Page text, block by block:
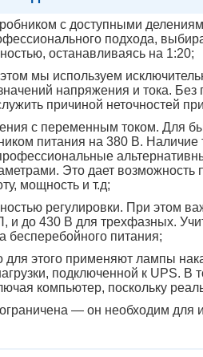
с доступными
подхода,
останавливаясь на 1:20;
мы используем
напряжения и тока.
причиной неточностей
с переменным током. Для
питания на 380 В.
Это дает
мощность и т.д;
регулировки. При этом
до 430 В для трехфазных.
бесперебойного питания;
этого применяют лампы
подключенной к UPS.
компьютер, поскольку
— он необходим